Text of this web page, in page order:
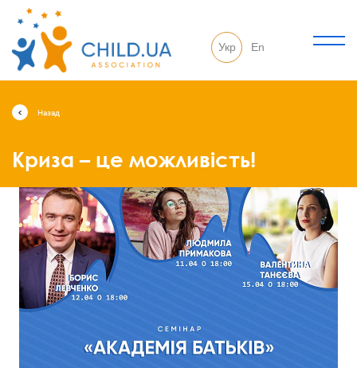
Укр En
Назад
Криза – це можливість!